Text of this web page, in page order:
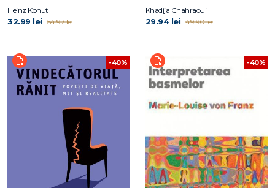
Heinz Kohut
32.99 lei 54.97 lei
Khadija Chahraoui
29.94 lei 49.90 lei
-40% -40%